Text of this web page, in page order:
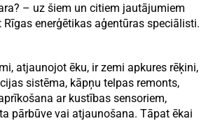
– uz šiem un citiem jautājumiem
enerģētikas aģentūras speciālisti.
atjaunojot ēku, ir zemi apkures rēķini,
sistēma, kāpņu telpas remonts,
ar kustības sensoriem,
pārbūve vai atjaunošana. Tāpat ēkai